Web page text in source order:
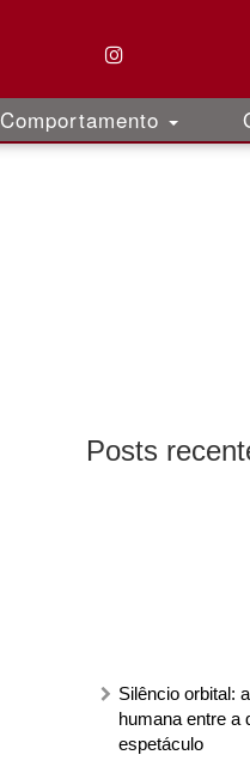
Comportamento
Posts
Silêncio orbital:
humana entre a
espetáculo